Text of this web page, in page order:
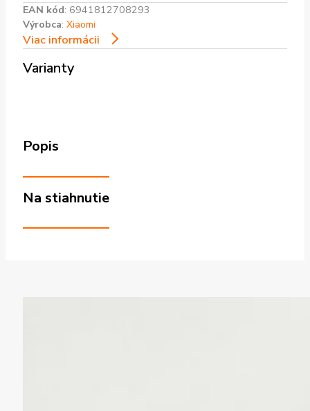
EAN kód: 6941812708293
Výrobca: Xiaomi
Viac informácii
Varianty
Popis
Na stiahnutie